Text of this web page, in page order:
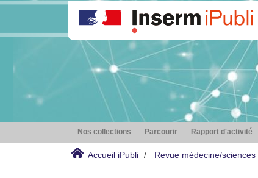
Nos collections Parcourir Rapport d'activité
Accueil iPubli Revue médecine/sciences